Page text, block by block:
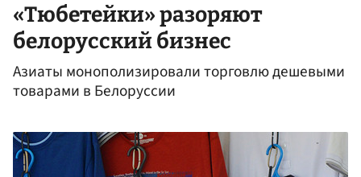
«Тюбетейки» разоряют
белорусский бизнес
Азиаты монополизировали торговлю дешевыми
товарами в Белоруссии